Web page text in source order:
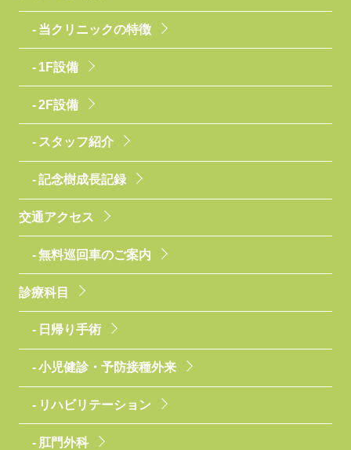
当クリニックの特徴
1F設備
2F設備
スタッフ紹介
記念樹成長記録
交通アクセス
無料巡回車のご案内
診療科目
日帰り手術
小児健診・予防接種外来
リハビリテーション
肛門外科